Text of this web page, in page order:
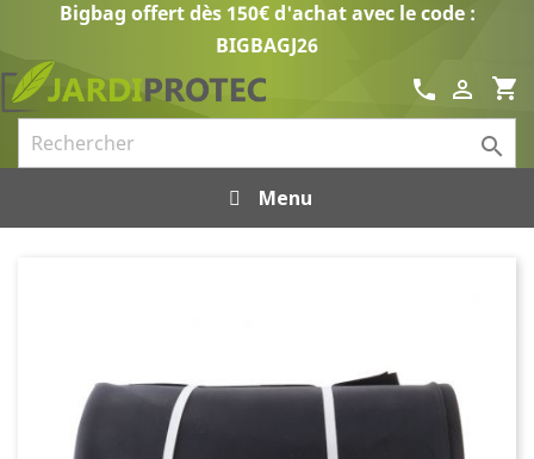
Bigbag offert dès 150€ d'achat avec le code :
BIGBAGJ26
shopping_cart

call

Menu